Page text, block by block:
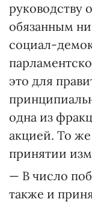
руководству
обязанным
социал-
это для
одна из
акцией. То
принятии
— В число
также и